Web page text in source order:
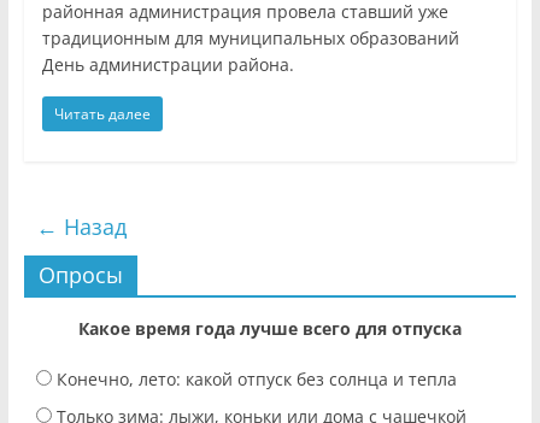
районная администрация провела ставший уже
традиционным для муниципальных образований
День администрации района.
Читать далее
← Назад
Опросы
Какое время года лучше всего для отпуска
Конечно, лето: какой отпуск без солнца и тепла
Только зима: лыжи, коньки или дома с чашечкой